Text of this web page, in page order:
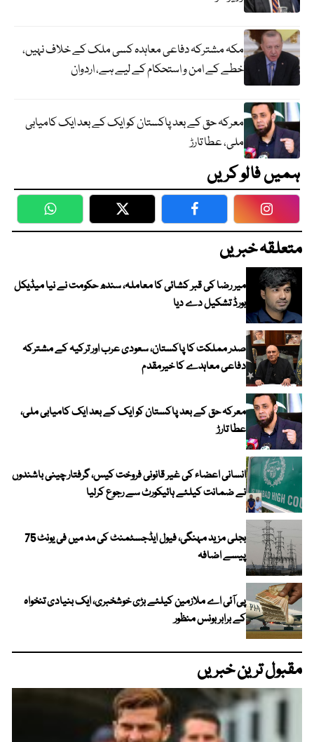
مکہ مشترکہ دفاعی معاہدہ کسی ملک کے خلاف نہیں،
خطے کے امن و استحکام کے لیے ہے، اردوان
معرکہ حق کے بعد پاکستان کو ایک کے بعد ایک کامیابی
ملی، عطا تارڑ
ہمیں فالو کریں
WhatsApp Twitter Facebook
متعلقہ خبریں
میر رضا کی قبر کشائی کا معاملہ، سندھ حکومت نے نیا میڈیکل
بورڈ تشکیل دے دیا
صدر مملکت کا پاکستان، سعودی عرب اور ترکیہ کے مشترکہ
دفاعی معاہدے کا خیرمقدم
معرکہ حق کے بعد پاکستان کو ایک کے بعد ایک کامیابی ملی،
عطا تارڑ
انسانی اعضاء کی غیر قانونی فروخت کیس، گرفتار چینی باشندوں
نے ضمانت کیلئے ہائیکورٹ سے رجوع کرلیا
بجلی مزید مہنگی، فیول ایڈجسٹمنٹ کی مد میں فی یونٹ 75
پیسے اضافہ
پی آئی اے ملازمین کیلئے بڑی خوشخبری، ایک بنیادی تنخواہ
کے برابر بونس منظور
مقبول ترین خبریں